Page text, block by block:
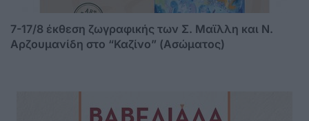
7-17/8 έκθεση ζωγραφικής των Σ. Μαϊλλη και Ν.
Αρζουμανίδη στο “Καζίνο” (Ασώματος)